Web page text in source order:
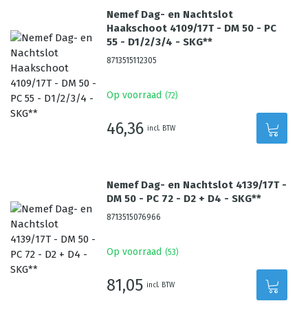
Nemef Dag- en Nachtslot
Haakschoot 4109/17T - DM 50 - PC
55 - D1/2/3/4 - SKG**
8713515112305
Op voorraad (72)
46,36 incl. BTW
Nemef Dag- en Nachtslot 4139/17T -
DM 50 - PC 72 - D2 + D4 - SKG**
8713515076966
Op voorraad (53)
81,05 incl. BTW